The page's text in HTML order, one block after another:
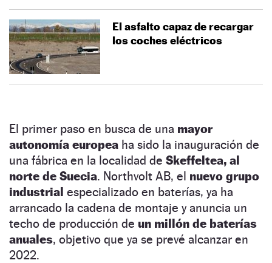
El asfalto capaz de recargar
los coches eléctricos
El primer paso en busca de una mayor
autonomía europea ha sido la inauguración de
una fábrica en la localidad de Skeffeltea, al
norte de Suecia. Northvolt AB, el nuevo grupo
industrial especializado en baterías, ya ha
arrancado la cadena de montaje y anuncia un
techo de producción de un millón de baterías
anuales, objetivo que ya se prevé alcanzar en
2022.